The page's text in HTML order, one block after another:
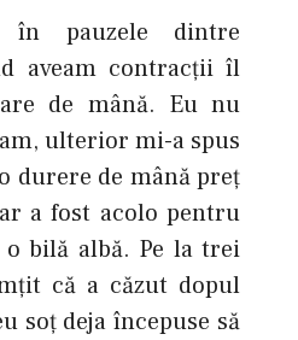
în pauzele dintre
aveam contracţii îl
de mână. Eu nu
ulterior mi-a spus
durere de mână preţ
a fost acolo pentru
o bilă albă. Pe la trei
că a căzut dopul
soţ deja începuse să